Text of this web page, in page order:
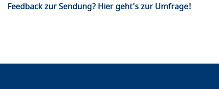
Feedback zur Sendung? Hier geht's zur Umfrage!